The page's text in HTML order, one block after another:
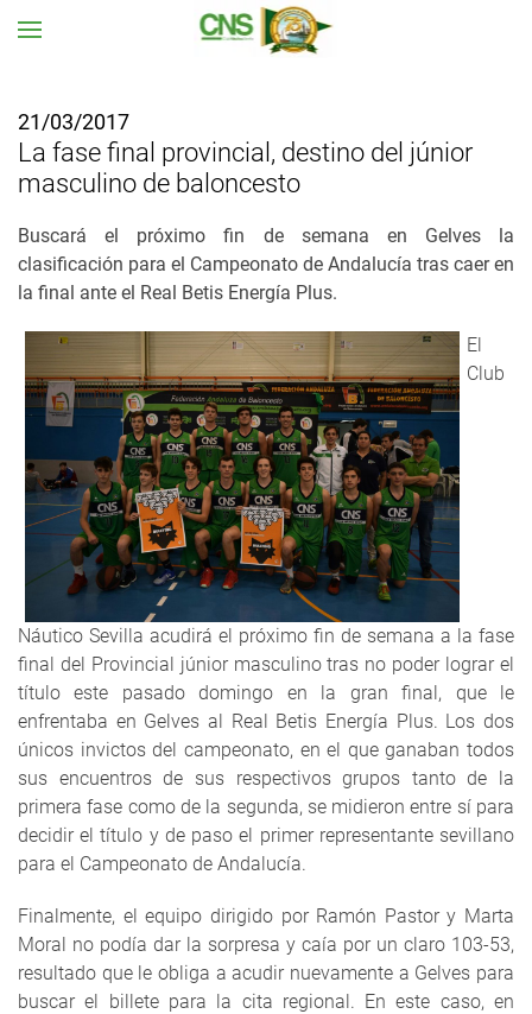
21/03/2017
La fase final provincial, destino del júnior
masculino de baloncesto
Buscará el próximo fin de semana en Gelves la
clasificación para el Campeonato de Andalucía tras caer en
la final ante el Real Betis Energía Plus.
El
Club
Náutico Sevilla acudirá el próximo fin de semana a la fase
final del Provincial júnior masculino tras no poder lograr el
título este pasado domingo en la gran final, que le
enfrentaba en Gelves al Real Betis Energía Plus. Los dos
únicos invictos del campeonato, en el que ganaban todos
sus encuentros de sus respectivos grupos tanto de la
primera fase como de la segunda, se midieron entre sí para
decidir el título y de paso el primer representante sevillano
para el Campeonato de Andalucía.
Finalmente, el equipo dirigido por Ramón Pastor y Marta
Moral no podía dar la sorpresa y caía por un claro 103-53,
resultado que le obliga a acudir nuevamente a Gelves para
buscar el billete para la cita regional. En este caso, en